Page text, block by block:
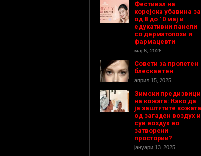
Фестивал на
корејска убавина за
од 8 до 10 мај и
едукативни панели
со дерматолози и
фармацевти
мај 6, 2026
Совети за пролетен
блескав тен
април 15, 2025
Зимски предизвици
на кожата: Како да
ја заштитите кожата
од загаден воздух и
сув воздух во
затворени
простории?
јануари 13, 2025